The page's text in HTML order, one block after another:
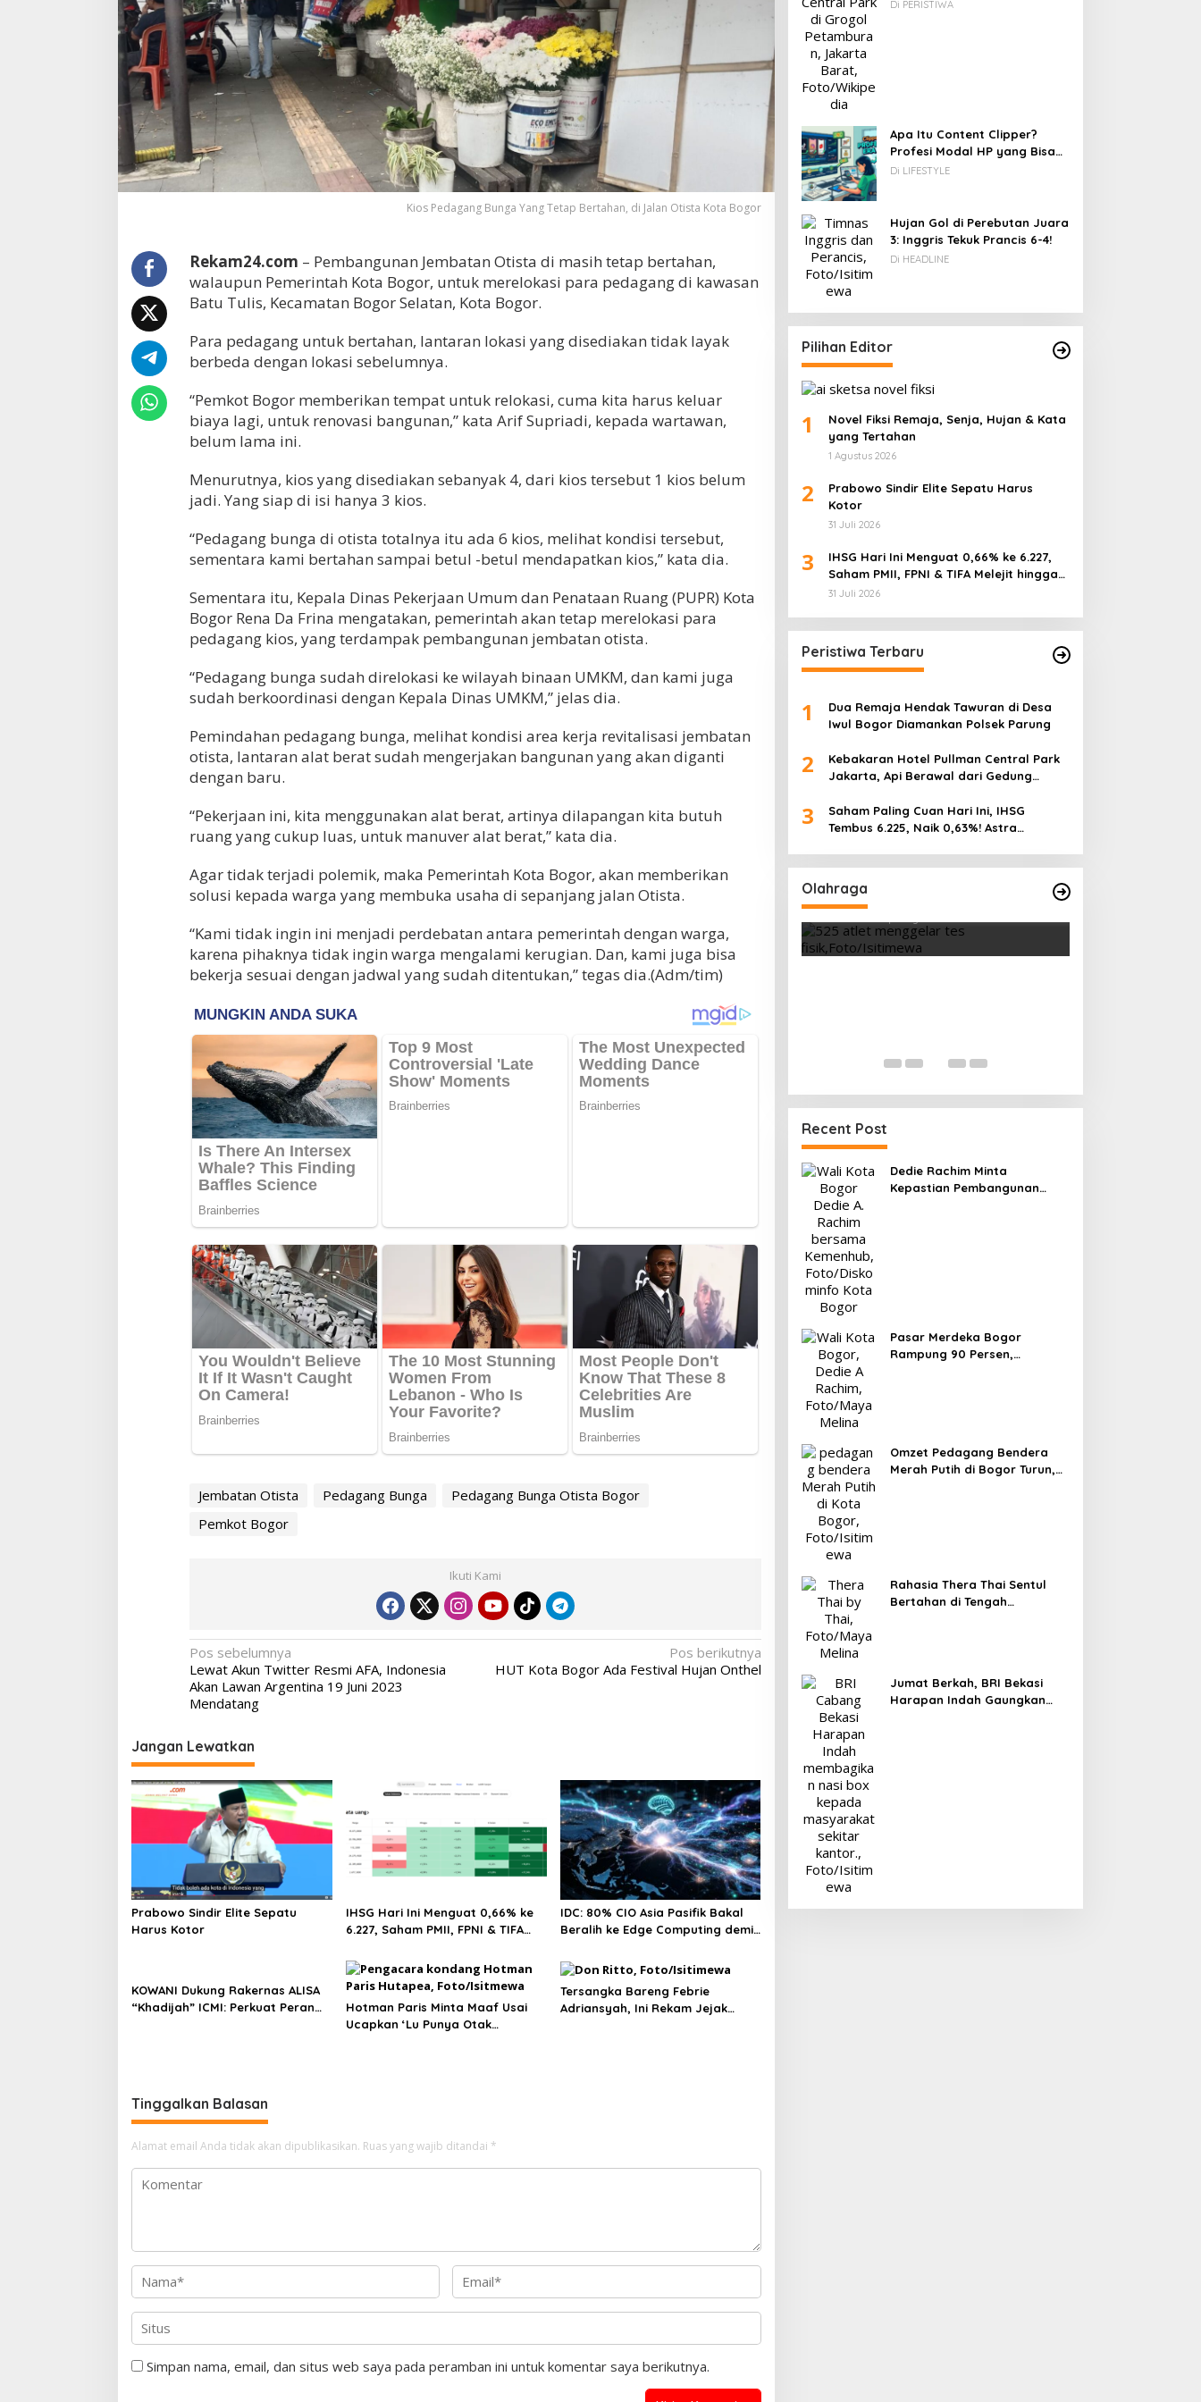
Kios Pedagang Bunga Yang Tetap Bertahan, di Jalan Otista Kota Bogor
Rekam24.com – Pembangunan Jembatan Otista di masih tetap bertahan,
walaupun Pemerintah Kota Bogor, untuk merelokasi para pedagang di kawasan
Batu Tulis, Kecamatan Bogor Selatan, Kota Bogor.
Para pedagang untuk bertahan, lantaran lokasi yang disediakan tidak layak
berbeda dengan lokasi sebelumnya.
“Pemkot Bogor memberikan tempat untuk relokasi, cuma kita harus keluar
biaya lagi, untuk renovasi bangunan,” kata Arif Supriadi, kepada wartawan,
belum lama ini.
Menurutnya, kios yang disediakan sebanyak 4, dari kios tersebut 1 kios belum
jadi. Yang siap di isi hanya 3 kios.
“Pedagang bunga di otista totalnya itu ada 6 kios, melihat kondisi tersebut,
sementara kami bertahan sampai betul -betul mendapatkan kios,” kata dia.
Sementara itu, Kepala Dinas Pekerjaan Umum dan Penataan Ruang (PUPR) Kota
Bogor Rena Da Frina mengatakan, pemerintah akan tetap merelokasi para
pedagang kios, yang terdampak pembangunan jembatan otista.
“Pedagang bunga sudah direlokasi ke wilayah binaan UMKM, dan kami juga
sudah berkoordinasi dengan Kepala Dinas UMKM,” jelas dia.
Pemindahan pedagang bunga, melihat kondisi area kerja revitalisasi jembatan
otista, lantaran alat berat sudah mengerjakan bangunan yang akan diganti
dengan baru.
“Pekerjaan ini, kita menggunakan alat berat, artinya dilapangan kita butuh
ruang yang cukup luas, untuk manuver alat berat,” kata dia.
Agar tidak terjadi polemik, maka Pemerintah Kota Bogor, akan memberikan
solusi kepada warga yang membuka usaha di sepanjang jalan Otista.
“Kami tidak ingin ini menjadi perdebatan antara pemerintah dengan warga,
karena pihaknya tidak ingin warga mengalami kerugian. Dan, kami juga bisa
bekerja sesuai dengan jadwal yang sudah ditentukan,” tegas dia.(Adm/tim)
Jembatan Otista Pedagang Bunga
Pedagang Bunga Otista Bogor
Pemkot Bogor
Ikuti Kami
Navigasi
pos
Pos sebelumnya
Lewat Akun Twitter Resmi AFA, Indonesia
Akan Lawan Argentina 19 Juni 2023
Mendatang
Pos berikutnya
HUT Kota Bogor Ada Festival Hujan Onthel
Jangan Lewatkan
Prabowo Sindir Elite Sepatu
Harus Kotor
IHSG Hari Ini Menguat 0,66% ke
6.227, Saham PMII, FPNI & TIFA
Saham Paling Cuan & Volume
Tertinggi 31 Juli 2026
IDC: 80% CIO Asia Pasifik Bakal
Beralih ke Edge Computing demi
KOWANI Dukung Rakernas ALISA
“Khadijah” ICMI: Perkuat Peran
Hotman Paris Minta Maaf Usai
Ucapkan ‘Lu Punya Otak
Tersangka Bareng Febrie
Adriansyah, Ini Rekam Jejak
Tinggalkan Balasan
Alamat email Anda tidak akan dipublikasikan. Ruas yang wajib ditandai *
Simpan nama, email, dan situs web saya pada peramban ini untuk komentar saya berikutnya.
Di PERISTIWA
Apa Itu Content Clipper?
Profesi Modal HP yang Bisa
Menghasilkan Puluhan Juta
Di LIFESTYLE
Hujan Gol di Perebutan Juara
3: Inggris Tekuk Prancis 6-4!
Di HEADLINE
Pilihan Editor
1
Novel Fiksi Remaja, Senja, Hujan & Kata
yang Tertahan
1 Agustus 2026
2
Prabowo Sindir Elite Sepatu Harus
Kotor
31 Juli 2026
3
IHSG Hari Ini Menguat 0,66% ke 6.227,
Saham PMII, FPNI & TIFA Melejit hingga
28%! Ini Daftar Saham Paling Cuan &
31 Juli 2026
Peristiwa Terbaru
1
Dua Remaja Hendak Tawuran di Desa
Iwul Bogor Diamankan Polsek Parung
2
Kebakaran Hotel Pullman Central Park
Jakarta, Api Berawal dari Gedung
3
Saham Paling Cuan Hari Ini, IHSG
Tembus 6.225, Naik 0,63%! Astra
Olahraga
Indonesia Bangkit, Wajib Raih Poin
Lawan Singapura Usai Kalah 0-3
Vietnam Permalukan Indonesia 3-
Manfaatkan Laga Kandang
Di OLAHRAGA | 4 Agustus 2026
Tes Fisik Tahap II Jadi Tolok Ukur
Kesiapan 525 Atlet Kota Bogor
Recent Post
Dedie Rachim Minta
Kepastian Pembangunan
Pasar Merdeka Bogor
Rampung 90 Persen,
Omzet Pedagang Bendera
Merah Putih di Bogor Turun,
Rahasia Thera Thai Sentul
Bertahan di Tengah
Jumat Berkah, BRI Bekasi
Harapan Indah Gaungkan